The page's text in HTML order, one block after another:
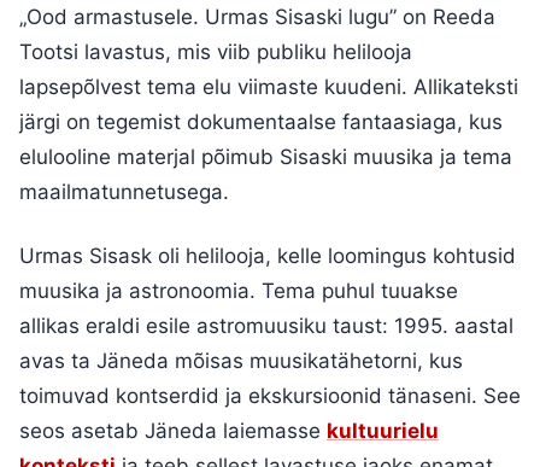
„Ood armastusele. Urmas Sisaski lugu” on Reeda
Tootsi lavastus, mis viib publiku helilooja
lapsepõlvest tema elu viimaste kuudeni. Allikateksti
järgi on tegemist dokumentaalse fantaasiaga, kus
elulooline materjal põimub Sisaski muusika ja tema
maailmatunnetusega.
Urmas Sisask oli helilooja, kelle loomingus kohtusid
muusika ja astronoomia. Tema puhul tuuakse
allikas eraldi esile astromuusiku taust: 1995. aastal
avas ta Jäneda mõisas muusikatähetorni, kus
toimuvad kontserdid ja ekskursioonid tänaseni. See
seos asetab Jäneda laiemasse kultuurielu